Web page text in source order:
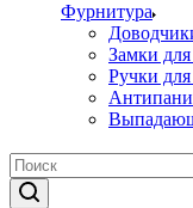
Фурнитура
Замки
Ручки